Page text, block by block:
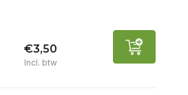
€3,50
Incl. btw